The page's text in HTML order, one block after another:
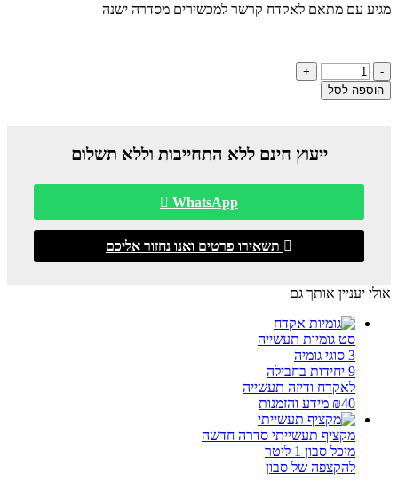
מגיע עם מתאם לאקדח קרשר למכשירים מסדרה ישנה
הוספה לסל
ייעוץ חינם ללא התחייבות וללא תשלום
WhatsApp
תשאירו פרטים ואנו נחזור אליכם
אולי יעניין אותך גם
סט גומיות תעשייה
3 סוגי גומיה
9 יחידות בחבילה
לאקדח ודיזה תעשייה
₪40 מידע והזמנות
מקציף תעשייתי סדרה חדשה
מיכל סבון 1 ליטר
להקצפה של סבון